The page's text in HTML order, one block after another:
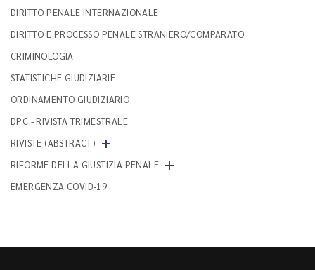
DIRITTO PENALE INTERNAZIONALE
DIRITTO E PROCESSO PENALE STRANIERO/COMPARATO
CRIMINOLOGIA
STATISTICHE GIUDIZIARIE
ORDINAMENTO GIUDIZIARIO
DPC - RIVISTA TRIMESTRALE
RIVISTE (ABSTRACT) +
RIFORME DELLA GIUSTIZIA PENALE +
EMERGENZA COVID-19